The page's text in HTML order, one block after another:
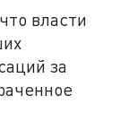
власти
за